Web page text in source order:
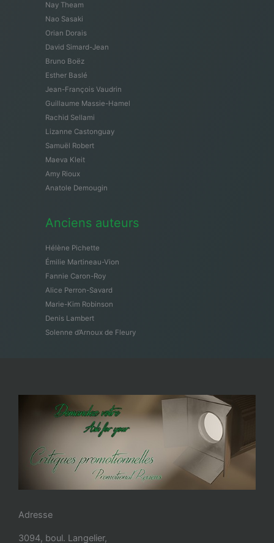
Nay Theam
Nao Sasaki
Orian Dorais
David Simard-Jean
Bruno Boëz
Esther Baslé
Jean-François Vaudrin
Guillaume Massie-Hamel
Rachid Sellami
Lizanne Castonguay
Samuël Robert
Maeva Kleit
Amy Rioux
Anatole Demougin
Anciens auteurs
Hélène Pichette
Émilie Martineau-Vion
Fannie Caron-Roy
Alice Perron-Savard
Marie-Kim Robinson
Denis Lambert
Solenne d’Arnoux de Fleury
Adresse
3094, boul. Langelier,